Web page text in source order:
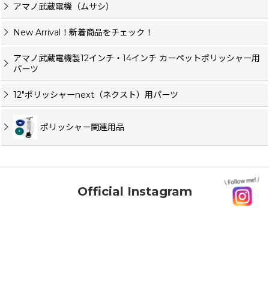
アマノ武蔵電機（ムサシ）
New Arrival！新着商品をチェック！
アマノ武蔵電機製12インチ・14インチ カーペットポリッシャー用
パーツ
12"ポリッシャーnext（ネクスト）用パーツ
ポリッシャー関連用品
Official Instagram